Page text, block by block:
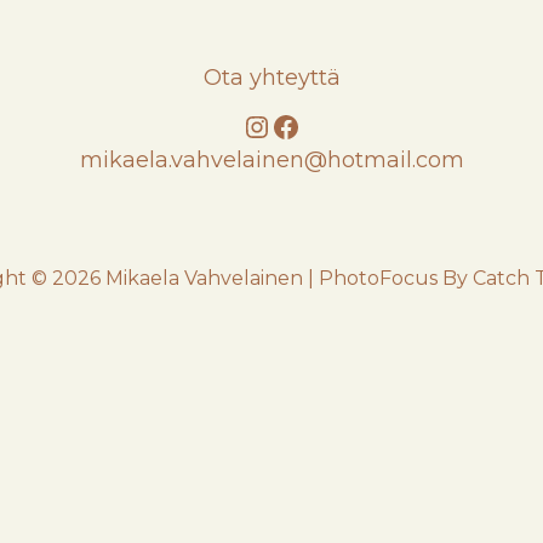
Ota yhteyttä
Instagram
Facebook
mikaela.vahvelainen@hotmail.com
© 2026 Mikaela Vahvelainen PhotoFocus By Catch